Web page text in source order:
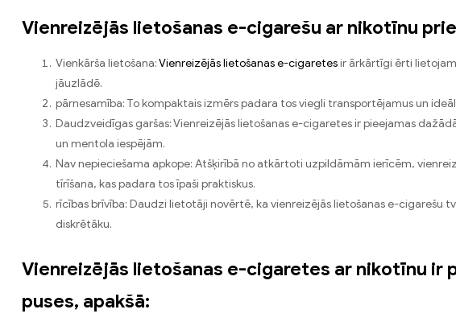
Vienreizējās lietošanas e-cigarešu ar nikotīnu
Vienkārša lietošana:Vienreizējās lietošanas e-cigaretesir ārkārtīgi ērti
jāuzlādē.
pārnesamība: To kompaktais izmērs padara tos viegli transportējamus un
Daudzveidīgas garšas: Vienreizējās lietošanas e-cigaretes ir pieejamas
un mentola iespējām.
Nav nepieciešama apkope: Atšķirībā no atkārtoti uzpildāmām ierīcēm,
tīrīšana, kas padara tos īpaši praktiskus.
rīcības brīvība: Daudzi lietotāji novērtē, ka vienreizējās lietošanas e-cigarešu
diskrētāku.
Vienreizējās lietošanas e-cigaretes ar nikotīnu ir
puses, apakšā: